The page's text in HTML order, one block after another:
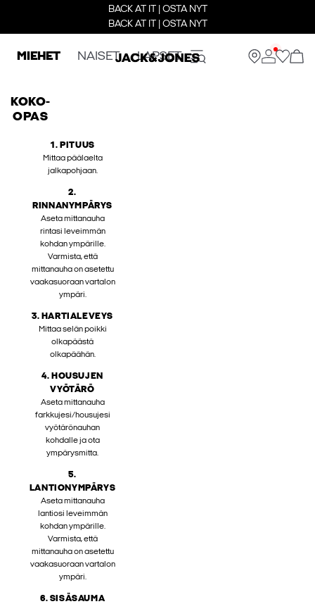
BACK AT IT | OSTA NYT
BACK AT IT | OSTA NYT
MIEHET NAISET LAPSET
KOKO-
OPAS
1. PITUUS
Mittaa päälaelta
jalkapohjaan.
2.
RINNANYMPÄRYS
Aseta mittanauha
rintasi leveimmän
kohdan ympärille.
Varmista, että
mittanauha on asetettu
vaakasuoraan vartalon
ympäri.
3. HARTIALEVEYS
Mittaa selän poikki
olkapäästä
olkapäähän.
4. HOUSUJEN
VYÖTÄRÖ
Aseta mittanauha
farkkujesi/housujesi
vyötärönauhan
kohdalle ja ota
ympärysmitta.
5.
LANTIONYMPÄRYS
Aseta mittanauha
lantiosi leveimmän
kohdan ympärille.
Varmista, että
mittanauha on asetettu
vaakasuoraan vartalon
ympäri.
6. SISÄSAUMA